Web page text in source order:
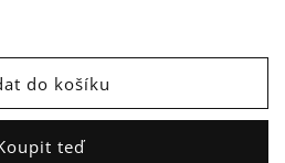
do košíku
teď